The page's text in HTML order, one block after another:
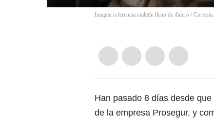
Imagen referencia maletín lleno de dinero /
Han pasado 8 días desde
de la empresa Prosegur, y